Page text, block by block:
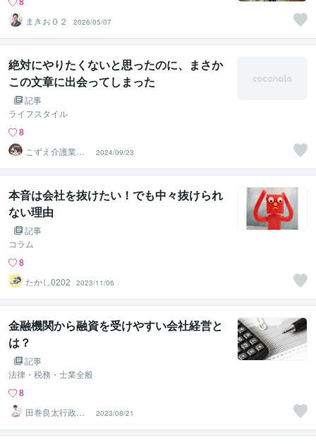
まきお０２
2026/05/07
絶対にやりたくないと思ったのに、まさか
この文章に出会ってしまった
記事
ライフスタイル
8
こずえ介護業界1
8年＆現役ケアマ
ネ
2024/09/23
本音は会社を抜けたい！でも中々抜けられ
ない理由
記事
コラム
8
たかし0202
2023/11/06
金融機関から融資を受けやすい会社経営と
は？
記事
法律・税務・士業全般
8
田巻良太行政書
士事務所
2023/08/21